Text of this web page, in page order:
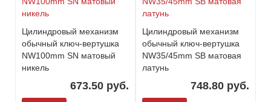
Цилиндровый механизм
обычный ключ-вертушка
NW100mm SN матовый
никель
673.50 руб.
Цилиндровый механизм
обычный ключ-вертушка
NW35/45mm SB матовая
латунь
748.80 руб.